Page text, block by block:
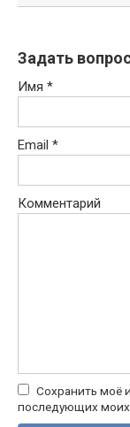
Задать
Имя *
Email *
Комментарий
Сохранить моё
последующих моих